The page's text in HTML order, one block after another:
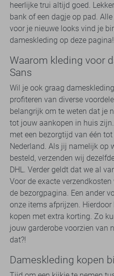
heerlijke trui altijd goed.
bank of een dagje op pad.
voor je nieuwe looks vind je
dameskleding op deze pagina!
Waarom kleding voor
Sans
Wil je ook graag
profiteren van diverse
belangrijk om te weten dat je
tot jouw aankopen in huis
met een bezorgtijd van één
Nederland. Als jij namelijk op
besteld, verzenden wij
DHL. Verder geldt dat we al
Voor de exacte
de bezorgpagina. Een ander
onze items afprijzen.
kopen met extra korting. Zo
jouw garderobe voorzien van
dat?!
Dameskleding kopen